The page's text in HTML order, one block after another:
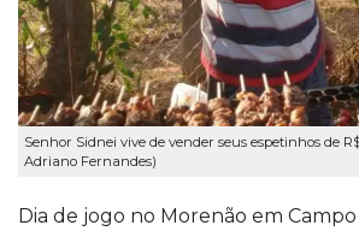
Senhor Sidnei vive de vender seus espetinhos de
Adriano Fernandes)
Dia de jogo no Morenão em